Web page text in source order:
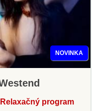
NOVINKA
Relaxačný program